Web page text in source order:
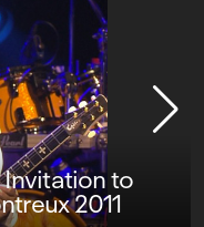
to
2011